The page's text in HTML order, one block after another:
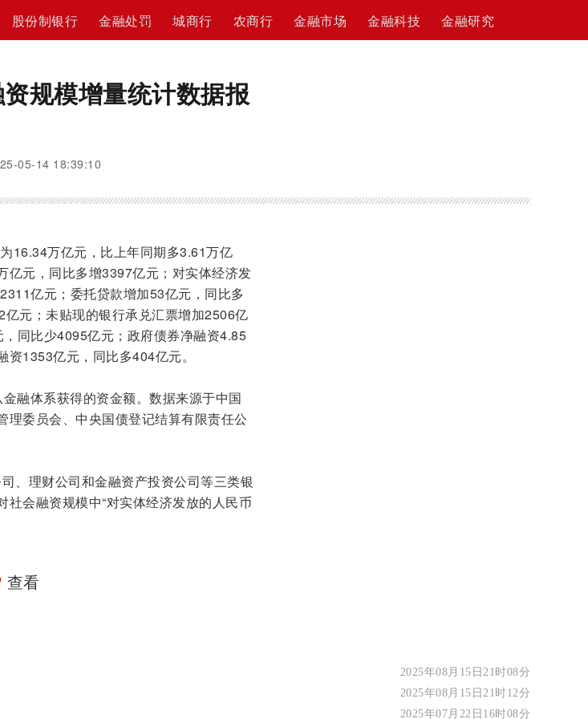
股份制银行 金融处罚 城商行 农商行 金融市场 金融科技 金融研究
规模增量统计数据报
05-14 18:39:10
16.34万亿元，比上年同期多3.61万亿
亿元，同比多增3397亿元；对实体经济发
亿元；委托贷款增加53亿元，同比多
元；未贴现的银行承兑汇票增加2506亿
同比少4095亿元；政府债券净融资4.85
1353亿元，同比多404亿元。
融体系获得的资金额。数据来源于中国
理委员会、中央国债登记结算有限责任公
、理财公司和金融资产投资公司等三类银
会融资规模中“对实体经济发放的人民币
查看
2025年08月15日21时08分
2025年08月15日21时12分
2025年07月22日16时08分